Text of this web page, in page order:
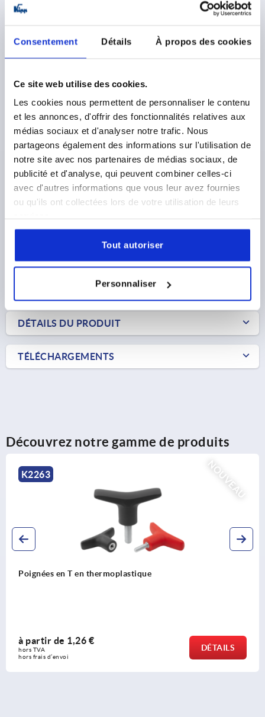
Consentement Détails À propos des cookies
Ce site web utilise des cookies.
Les cookies nous permettent de personnaliser le contenu
et les annonces, d'offrir des fonctionnalités relatives aux
médias sociaux et d'analyser notre trafic. Nous
partageons également des informations sur l'utilisation de
notre site avec nos partenaires de médias sociaux, de
publicité et d'analyse, qui peuvent combiner celles-ci
avec d'autres informations que vous leur avez fournies
ou qu'ils ont collectées lors de votre utilisation de leurs
Tout autoriser
Personnaliser
K0274
POIGNÉE PAPILLON ANTISTATIQUE D=M06X20 A=50,
H=24, FORME:L, THERMOPLASTIQUE NOIR RAL9011,
COMP:ACIER, PASSIVÉ BLEU
FILETAGE=M6 LONGUEUR DE FILETAGE=20
FORME=L
LONGUEUR DE POIGNÉE=50
LARGEUR=5
D2=14
HAUTEUR=24
H1=11,5
DÉTAILS
DÉTAILS DU PRODUIT
TÉLÉCHARGEMENTS
Découvrez notre gamme de produits
NOUVEAU
K2263
Poignées en T en thermoplastique
à partir de 1,26 €
hors TVA
hors frais d’envoi
DÉTAILS